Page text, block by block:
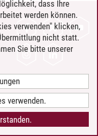
dass Ihre
werden können.
verwenden" klicken,
nicht statt.
Sie bitte unserer
verwenden.